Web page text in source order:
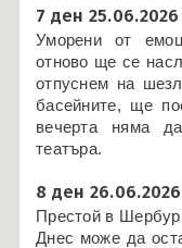
7 ден
Уморени от
отново ще се
отпуснем на
басейните, ще
вечерта няма
театъра.
8 ден
Престой в
Днес може да